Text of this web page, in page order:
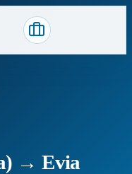
→ Evia